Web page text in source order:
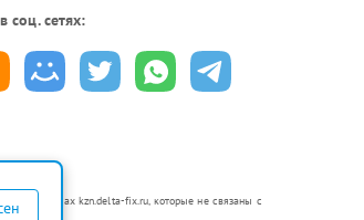
соц. сетях:
центрах kzn.delta-fix.ru, которые не связаны с